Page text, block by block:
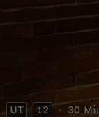
UT 12 30